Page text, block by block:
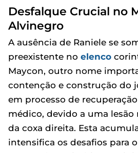
Desfalque Crucial no
Alvinegro
A ausência de Raniele se
preexistente no elenco
Maycon, outro nome
contenção e construção do
em processo de
médico, devido a uma
da coxa direita. Esta
intensifica os desafios para